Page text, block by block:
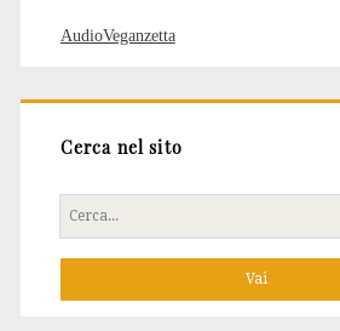
AudioVeganzetta
Cerca nel sito
Cerca
per: